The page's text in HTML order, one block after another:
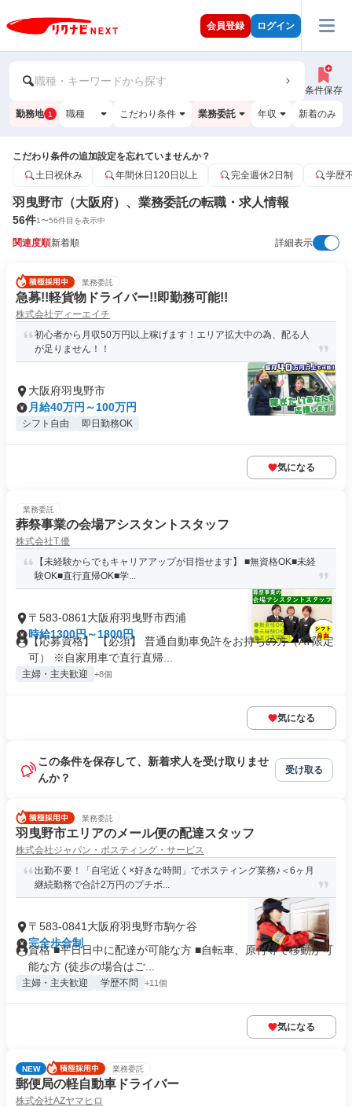
会員登録 ログイン
職種・キーワードから探す
条件保存
勤務地 1 職種 こだわり条件 業務委託 年収 新着のみ
こだわり条件の追加設定を忘れていませんか？
土日祝休み
年間休日120日以上 完全週休2日制 学歴
羽曳野市（大阪府）、業務委託の転職・求人情報
56件1〜56件目を表示中
関連度順新着順 詳細表示
業務委託
急募!!軽貨物ドライバー!!即勤務可能!!
株式会社ディーエイチ
初心者から月収50万円以上稼げます！エリア拡大中の為、配る人
が足りません！！
大阪府羽曳野市
月給40万円～100万円
シフト自由 即日勤務OK
気になる
業務委託
葬祭事業の会場アシスタントスタッフ
株式会社T.優
【未経験からでもキャリアアップが目指せます】 ■無資格OK■未経
験OK■直行直帰OK■学...
〒583-0861大阪府羽曳野市西浦
時給1300円～1800円
【応募資格】 【必須】 普通自動車免許をお持ちの方（AT限定
可） ※自家用車で直行直帰...
主婦・主夫歓迎 +8個
気になる
この条件を保存して、新着求人を受け取りませ
んか？
受け取る
業務委託
羽曳野市エリアのメール便の配達スタッフ
株式会社ジャパン・ポスティング・サービス
出勤不要！「自宅近く×好きな時間」でポスティング業務♪＜6ヶ月
継続勤務で合計2万円のプチボ...
〒583-0841大阪府羽曳野市駒ケ谷
完全歩合制
資格 ■平日日中に配達が可能な方 ■自転車、原付等で移動が可
能な方 (徒歩の場合はご...
主婦・主夫歓迎 学歴不問 +11個
気になる
NEW 業務委託
郵便局の軽自動車ドライバー
株式会社AZヤマヒロ